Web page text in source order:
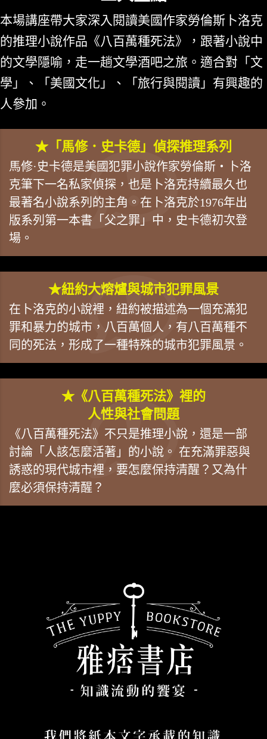
本場講座帶大家深入閱讀美國作家勞倫斯卜洛克
的推理小說作品《八百萬種死法》，跟著小說中
的文學隱喻，走一趟文學酒吧之旅。適合對「文
學」、「美國文化」、「旅行與閱讀」有興趣的
人參加。
★「馬修．史卡德」偵探推理系列
馬修·史卡德是美國犯罪小說作家勞倫斯‧卜洛
克筆下一名私家偵探，也是卜洛克持續最久也
最著名小說系列的主角。在卜洛克於1976年出
版系列第一本書「父之罪」中，史卡德初次登
場。
★紐約大熔爐與城市犯罪風景
在卜洛克的小說裡，紐約被描述為一個充滿犯
罪和暴力的城市，八百萬個人，有八百萬種不
同的死法，形成了一種特殊的城市犯罪風景。
★《八百萬種死法》裡的
人性與社會問題
《八百萬種死法》不只是推理小說，還是一部
討論「人該怎麼活著」的小說。 在充滿罪惡與
誘惑的現代城市裡，要怎麼保持清醒？又為什
麼必須保持清醒？